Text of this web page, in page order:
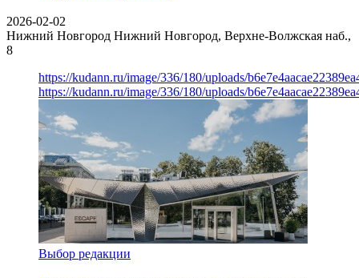
2026-02-02
Нижний Новгород Нижний Новгород, Верхне-Волжская наб.,
8
https://kudann.ru/image/336/180/uploads/
https://kudann.ru/image/336/180/uploads/
Выбор редакции